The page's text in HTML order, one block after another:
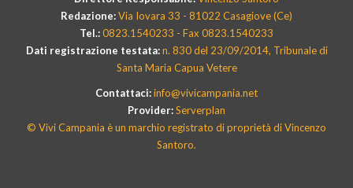
Redazione:Via Iovara 33 - 81022 Casagiove (Ce)
Tel.:0823.1540233 - Fax 0823.1540233
Dati registrazione testata:n. 830 del 23/09/2014, Tribunale di
Santa Maria Capua Vetere
Contattaci:info@vivicampania.net
Provider:Serverplan
© Vivi Campania è un marchio registrato di proprietà di Vincenzo
Santoro.